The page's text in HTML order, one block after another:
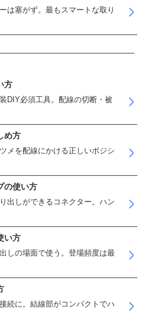
は塞がず。最もスマートな取り
方
DIY必須工具。配線の切断・被
め方
メを配線にかける正しいポジシ
の使い方
出しができるコネクター。ハン
い方
しの場面で使う。登場頻度は最
続に。結線部がコンパクトでハ